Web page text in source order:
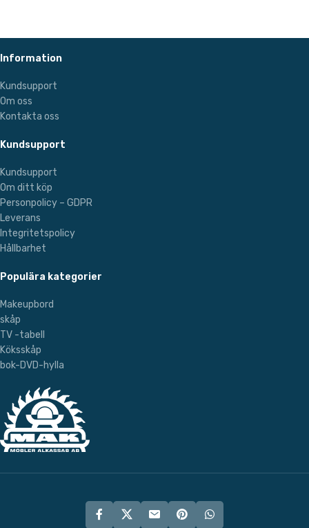
Information
Kundsupport
Om oss
Kontakta oss
Kundsupport
Kundsupport
Om ditt köp
Personpolicy – GDPR
Leverans
Integritetspolicy
Hållbarhet
Populära kategorier
Makeupbord
skåp
TV -tabell
Köksskåp
bok-DVD-hylla